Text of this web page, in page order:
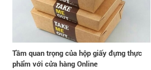
Tầm quan trọng của hộp giấy đựng thực
phẩm với cửa hàng Online